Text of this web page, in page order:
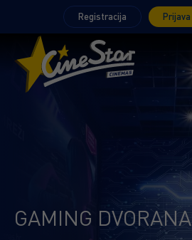
Registracija Prijava
GAMING DVORANA